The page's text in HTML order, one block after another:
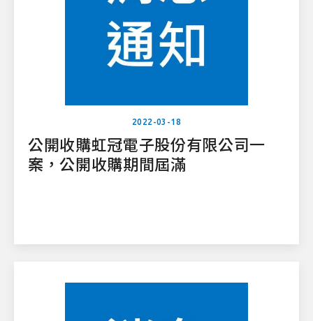
2022-03-18
公開收購虹冠電子股份有限公司一
案，公開收購期間屆滿